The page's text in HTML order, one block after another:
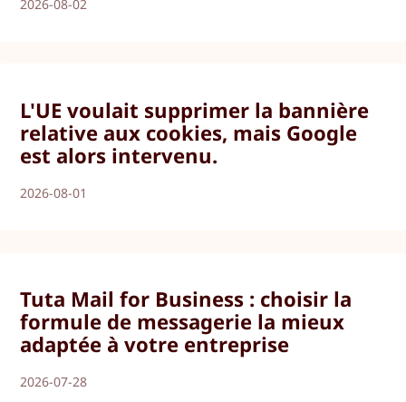
2026-08-02
L'UE voulait supprimer la bannière
relative aux cookies, mais Google
est alors intervenu.
2026-08-01
Tuta Mail for Business : choisir la
formule de messagerie la mieux
adaptée à votre entreprise
2026-07-28